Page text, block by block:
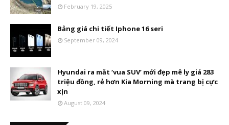
February 19, 2025
Bảng giá chi tiết Iphone 16 seri
September 09, 2024
Hyundai ra mắt ‘vua SUV’ mới đẹp mê ly giá 283
triệu đồng, rẻ hơn Kia Morning mà trang bị cực
xịn
August 09, 2024